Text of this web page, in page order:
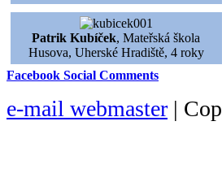
Patrik Kubíček, Mateřská škola
Husova, Uherské Hradiště, 4 roky
Facebook Social Comments
e-mail webmaster |